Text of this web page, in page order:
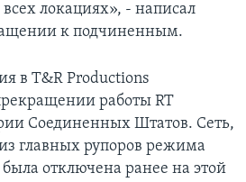
локациях», - написал
к подчиненным.
в T&R Productions
работы RT
Соединенных Штатов. Сеть,
главных рупоров режима
отключена ранее на этой